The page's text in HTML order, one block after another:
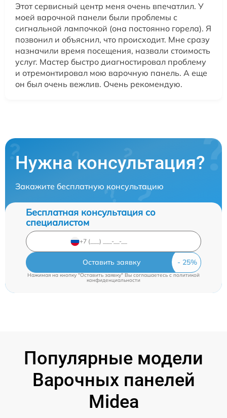
Этот сервисный центр меня очень впечатлил. У
моей варочной панели были проблемы с
сигнальной лампочкой (она постоянно горела). Я
позвонил и объяснил, что происходит. Мне сразу
назначили время посещения, назвали стоимость
услуг. Мастер быстро диагностировал проблему
и отремонтировал мою варочную панель. А еще
он был очень вежлив. Очень рекомендую.
Нужна консультация?
Закажите бесплатную консультацию
Бесплатная консультация со
специалистом
Оставить заявку
Нажимая на кнопку "Оставить заявку" Вы соглашаетесь cполитикой
конфиденциальности
Популярные модели
Варочных панелей
Midea